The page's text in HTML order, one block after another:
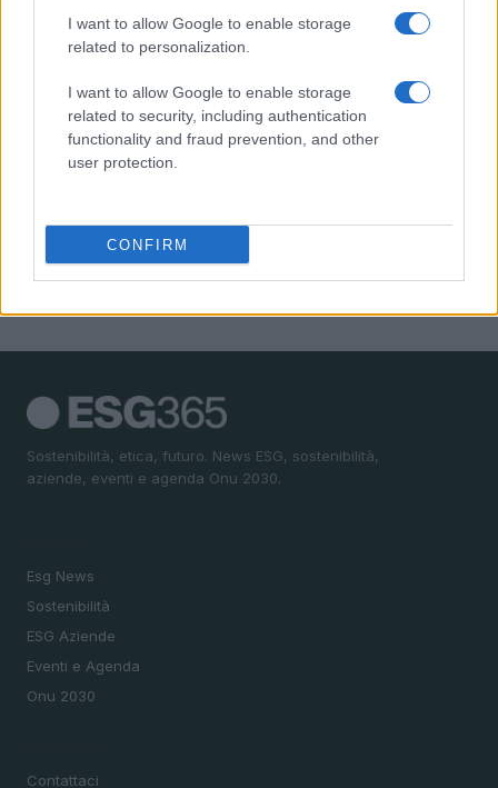
I want to allow Google to enable storage
related to personalization.
I want to allow Google to enable storage
related to security, including authentication
functionality and fraud prevention, and other
user protection.
CONFIRM
Sanità sarda e transizione verde: tra case della
comunità, industria farmaceutica e tensioni politiche
Accadueo 2025: il summit cruciale sulla gestione
delle acque
Generazione automatica di contenuti: guida tecnica e
5 Calendario 2025 degli eventi sulla sostenibilità:
appuntamenti imperdibili
Sostenibilità, etica, futuro. News ESG, sostenibilità,
aziende, eventi e agenda Onu 2030.
Esg News
Sostenibilità
ESG Aziende
Eventi e Agenda
Onu 2030
Contattaci